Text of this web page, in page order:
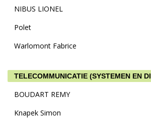
NIBUS LIONEL
Polet
Warlomont Fabrice
TELECOMMUNICATIE (SYSTEMEN EN
BOUDART REMY
Knapek Simon